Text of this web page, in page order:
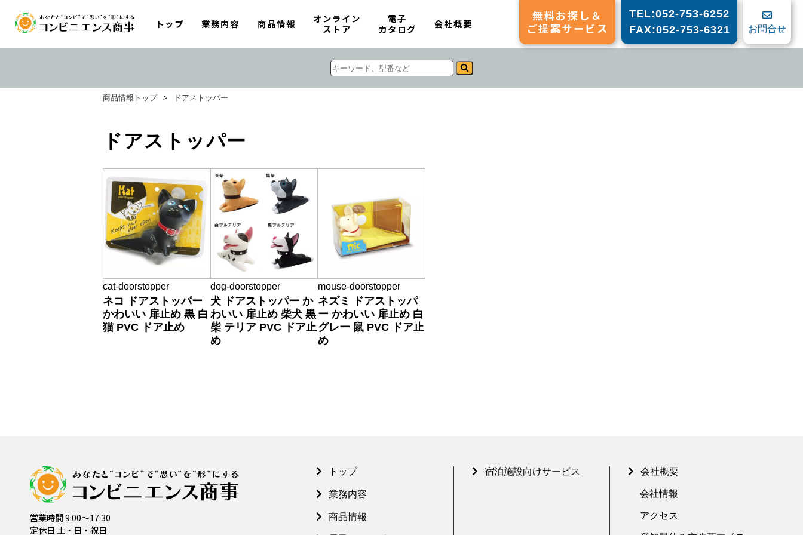
トップ 業務内容 商品情報
オンライン
ストア
電子
カタログ
会社概要
無料お探し＆
ご提案サービス
TEL:052-753-6252
FAX:052-753-6321
お問合せ
商品情報トップ > ドアストッパー
ドアストッパー
cat-doorstopper
ネコ ドアストッパー
かわいい 扉止め 黒 白
猫 PVC ドア止め
dog-doorstopper
犬 ドアストッパー か
わいい 扉止め 柴犬 黒
柴 テリア PVC ドア止
め
mouse-doorstopper
ネズミ ドアストッパ
ー かわいい 扉止め 白
グレー 鼠 PVC ドア止
め
営業時間 9:00～17:30
定休日 土・日・祝日
トップ
業務内容
商品情報
宿泊施設向けサービス 会社概要
会社情報
アクセス